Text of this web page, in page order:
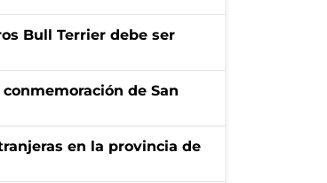
Bull Terrier debe ser
de San
en la provincia de